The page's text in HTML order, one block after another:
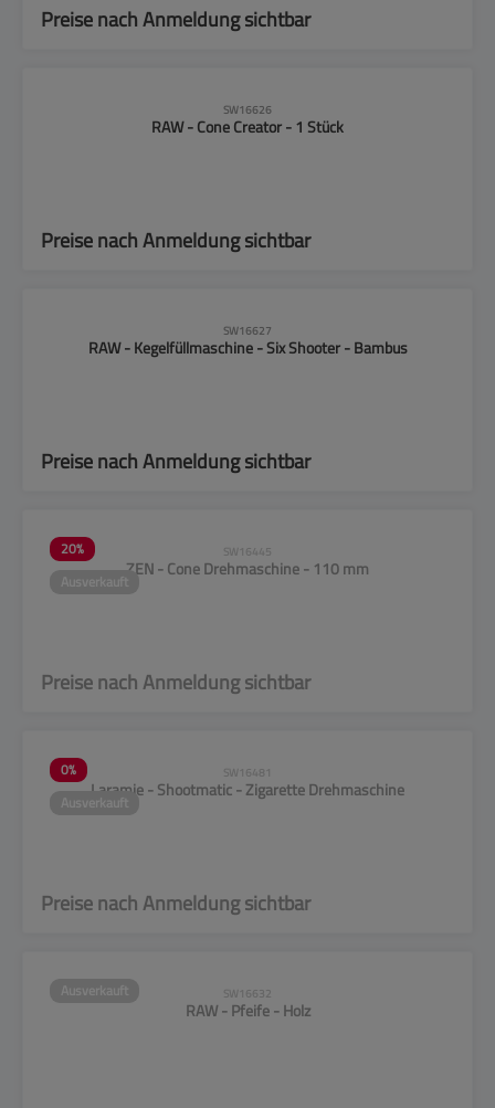
Preise nach Anmeldung sichtbar
SW16626
RAW - Cone Creator - 1 Stück
Preise nach Anmeldung sichtbar
SW16627
RAW - Kegelfüllmaschine - Six Shooter - Bambus
Preise nach Anmeldung sichtbar
20%
SW16445
ZEN - Cone Drehmaschine - 110 mm
Preise nach Anmeldung sichtbar
0%
SW16481
Laramie - Shootmatic - Zigarette Drehmaschine
Preise nach Anmeldung sichtbar
SW16632
RAW - Pfeife - Holz